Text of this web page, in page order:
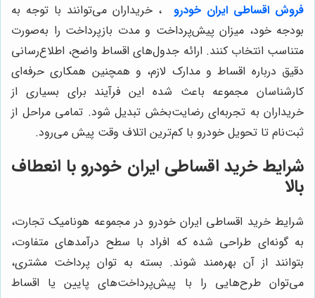
فروش اقساطی ایران خودرو
، خریداران می‌توانند با توجه به
بودجه خود، میزان پیش‌پرداخت و مدت بازپرداخت را به‌صورت
متناسب انتخاب کنند. ارائه جدول‌های اقساط واضح، اطلاع‌رسانی
دقیق درباره اقساط و مدارک لازم، و همچنین همکاری حرفه‌ای
کارشناسان مجموعه باعث شده این فرآیند برای بسیاری از
خریداران به تجربه‌ای رضایت‌بخش تبدیل شود. تمامی مراحل از
ثبت‌نام تا تحویل خودرو با کم‌ترین اتلاف وقت پیش می‌رود.
شرایط خرید اقساطی ایران خودرو با انعطاف
بالا
شرایط خرید اقساطی ایران خودرو در مجموعه هونامیک تجارت،
به گونه‌ای طراحی شده که افراد با سطح درآمدهای متفاوت،
بتوانند از آن بهره‌مند شوند. بسته به توان پرداخت مشتری،
می‌توان طرح‌هایی را با پیش‌پرداخت‌های پایین یا اقساط